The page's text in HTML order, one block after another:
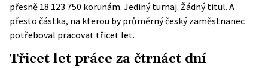
přesně 18 123 750 korunám. Jediný turnaj. Žádný titul. A
přesto částka, na kterou by průměrný český zaměstnanec
potřeboval pracovat třicet let.
Třicet let práce za čtrnáct dní